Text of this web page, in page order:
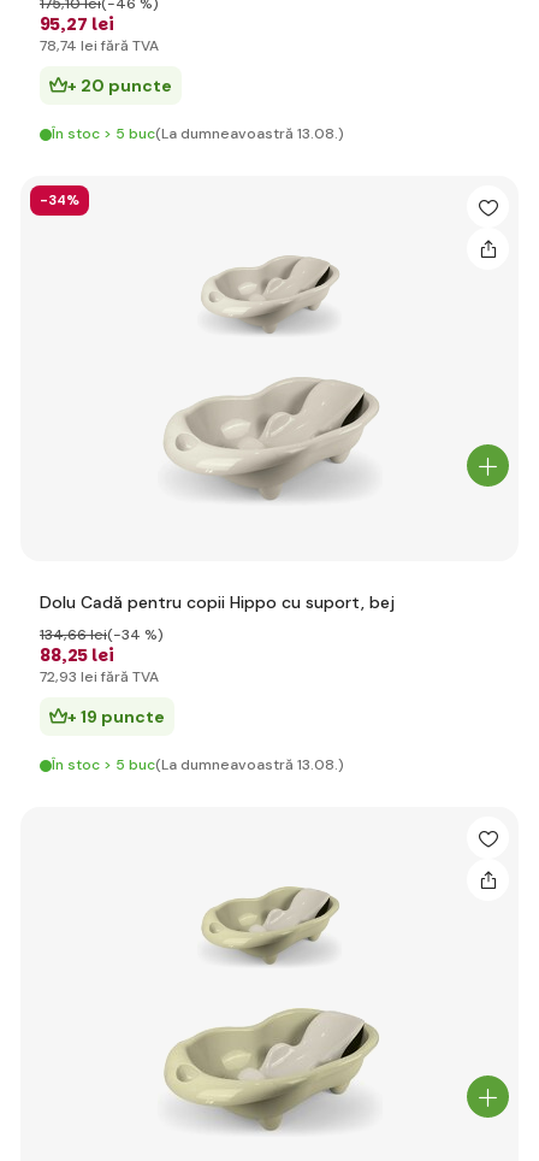
95,27 lei
78,74 lei fără TVA
+ 20 puncte
În stoc > 5 buc(La dumneavoastră 13.08.)
-34%
Dolu Cadă pentru copii Hippo cu suport, bej
88,25 lei
134,66 lei(-34 %)
72,93 lei fără TVA
+ 19 puncte
În stoc > 5 buc(La dumneavoastră 13.08.)